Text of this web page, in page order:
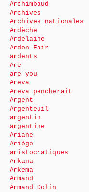
Archimbaud
Archives
Archives nationales
Ardèche
Ardelaine
Arden Fair
ardents
Are
are you
Areva
Areva pencherait
Argent
Argenteuil
argentin
argentine
Ariane
Ariège
aristocratiques
Arkana
Arkema
Armand
Armand Colin